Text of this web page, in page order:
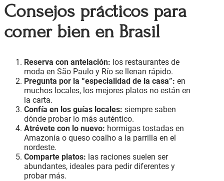
Consejos prácticos para
comer bien en Brasil
Reserva con antelación: los restaurantes de
moda en São Paulo y Río se llenan rápido.
Pregunta por la “especialidad de la casa”: en
muchos locales, los mejores platos no están en
la carta.
Confía en los guías locales: siempre saben
dónde probar lo más auténtico.
Atrévete con lo nuevo: hormigas tostadas en
Amazonía o queso coalho a la parrilla en el
nordeste.
Comparte platos: las raciones suelen ser
abundantes, ideales para pedir diferentes y
probar más.